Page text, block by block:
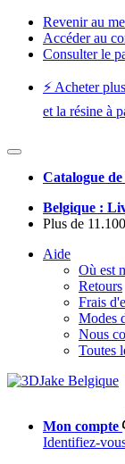
Revenir au
Accéder au
Consulter le
⚡️ Acheter
et la résine à
Catalogue de
Belgique :
Plus de
Aide
Où est
Retours
Frais
Modes
Nous
Toutes
Mon compte
Identifiez-